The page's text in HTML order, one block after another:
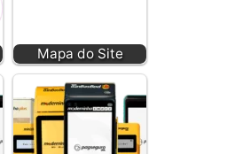
Mapa do Site